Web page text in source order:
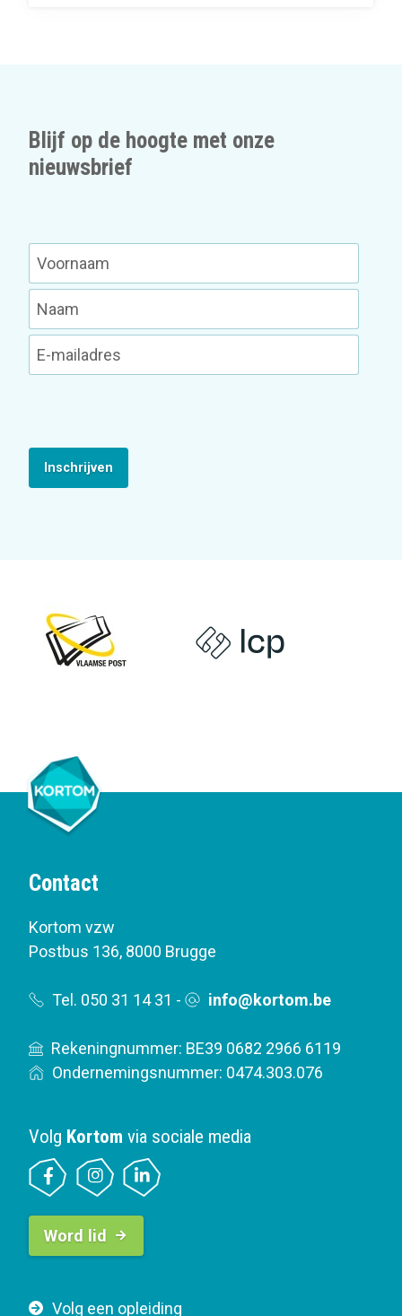
Blijf op de hoogte met onze
nieuwsbrief
Inschrijven
Contact
Kortom vzw
Postbus 136, 8000 Brugge
Tel. 050 31 14 31 - info@kortom.be
Rekeningnummer: BE39 0682 2966 6119
Ondernemingsnummer: 0474.303.076
F Volg een opleiding
Volg Kortom via sociale media
B
t
o
Word lid